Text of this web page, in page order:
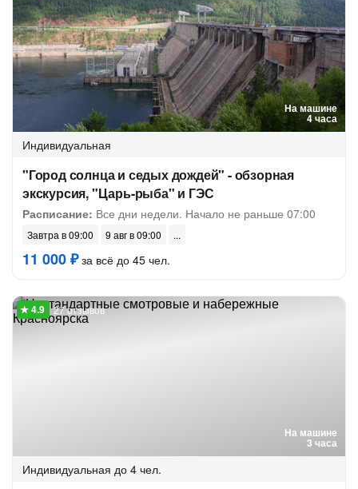
На машине
4 часа
Индивидуальная
"Город солнца и седых дождей" - обзорная
экскурсия, "Царь-рыба" и ГЭС
Расписание: Все дни недели. Начало не раньше 07:00
Завтра в 09:00 9 авг в 09:00
11 000 ₽за всё до 45 чел.
На машине
3 часа
27 отзывов
Индивидуальная до 4 чел.